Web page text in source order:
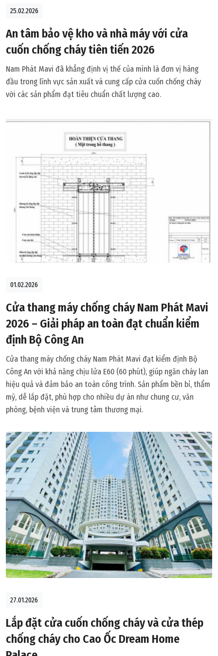
25.02.2026
An tâm bảo vệ kho và nhà máy với cửa
cuốn chống cháy tiên tiến 2026
Nam Phát Mavi đã khẳng định vị thế của mình là đơn vị hàng
đầu trong lĩnh vực sản xuất và cung cấp cửa cuốn chống cháy
với các sản phẩm đạt tiêu chuẩn chất lượng cao.
01.02.2026
Cửa thang máy chống cháy Nam Phát Mavi
2026 – Giải pháp an toàn đạt chuẩn kiểm
định Bộ Công An
Cửa thang máy chống cháy Nam Phát Mavi đạt kiểm định Bộ
Công An với khả năng chịu lửa E60 (60 phút), giúp ngăn cháy lan
hiệu quả và đảm bảo an toàn công trình. Sản phẩm bền bỉ, thẩm
mỹ, dễ lắp đặt, phù hợp cho nhiều dự án như chung cư, văn
phòng, bệnh viện và trung tâm thương mại.
27.01.2026
Lắp đặt cửa cuốn chống cháy và cửa thép
chống cháy cho Cao Ốc Dream Home